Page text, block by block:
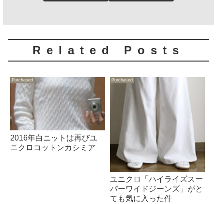
Related Posts
Purchased
2016年白ニットは再びユ
ニクロコットンカシミア
Purchased
ユニクロ「ハイライズスー
パーワイドジーンズ」がと
ても気に入った件